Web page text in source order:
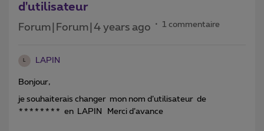
d'utilisateur
Forum|Forum|4 years ago 1 commentaire
L LAPIN
Bonjour,
je souhaiterais changer mon nom d’utilisateur de
******** en LAPIN Merci d’avance